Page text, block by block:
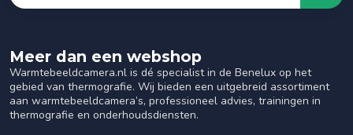
Meer dan een webshop
Warmtebeeldcamera.nl is dé specialist in de Benelux op het
gebied van thermografie. Wij bieden een uitgebreid assortiment
aan warmtebeeldcamera’s, professioneel advies, trainingen in
thermografie en onderhoudsdiensten.